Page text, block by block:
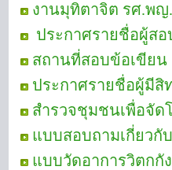
งานมุทิตาจิต รศ.พ
ประกาศรายชื่อผู้ส
สถานที่สอบข้อเขียน
ประกาศรายชื่อผู้มีสิ
สำรวจชุมชนเพื่อจัด
แบบสอบถามเกี่ยวกั
แบบวัดอาการวิตกกั